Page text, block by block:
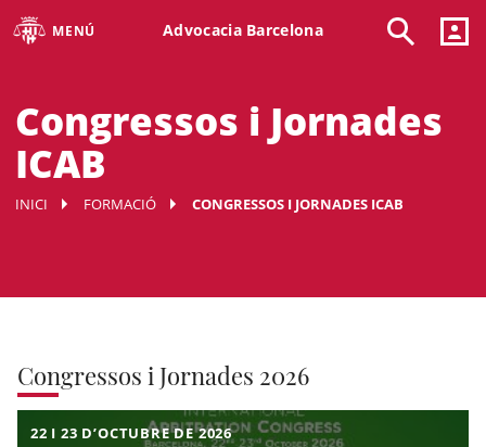
MENÚ Advocacia Barcelona
Congressos i Jornades
ICAB
INICI FORMACIÓ CONGRESSOS I JORNADES ICAB
Congressos i Jornades 2026
22 I 23 D’OCTUBRE DE 2026